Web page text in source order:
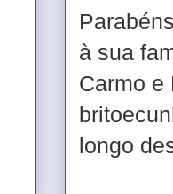
à sua
Carmo e
longo